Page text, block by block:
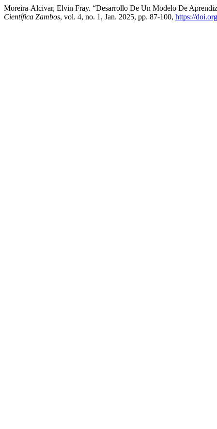
Moreira-Alcivar, Elvin Fray. “Desarrollo De Un Modelo De
Científica Zambos, vol. 4, no. 1, Jan. 2025, pp. 87-100, https://